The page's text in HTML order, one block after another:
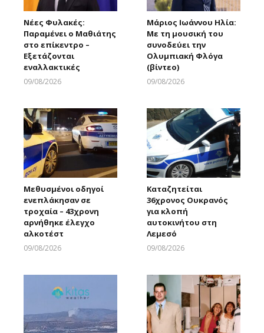
Νέες Φυλακές:
Παραμένει ο Μαθιάτης
στο επίκεντρο –
Εξετάζονται
εναλλακτικές
09/08/2026
Μάριος Ιωάννου Ηλία:
Με τη μουσική του
συνοδεύει την
Ολυμπιακή Φλόγα
(βίντεο)
09/08/2026
Μεθυσμένοι οδηγοί
ενεπλάκησαν σε
τροχαία – 43χρονη
αρνήθηκε έλεγχο
αλκοτέστ
09/08/2026
Καταζητείται
36χρονος Ουκρανός
για κλοπή
αυτοκινήτου στη
Λεμεσό
09/08/2026